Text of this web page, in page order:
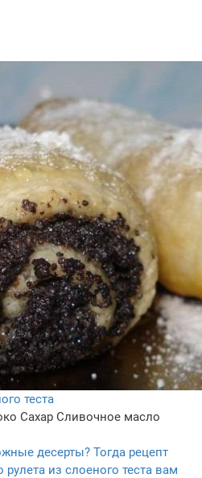
теста
Сахар Сливочное масло
десерты? Тогда рецепт
из слоеного теста вам